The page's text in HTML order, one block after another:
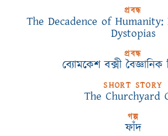
প্রবন্ধ
The Decadence of
Dystopias
প্রবন্ধ
ব্যোমকেশ বক্সী বৈজ্ঞানিক
SHORT STORY
The Churchyard
গল্প
ফাঁদ